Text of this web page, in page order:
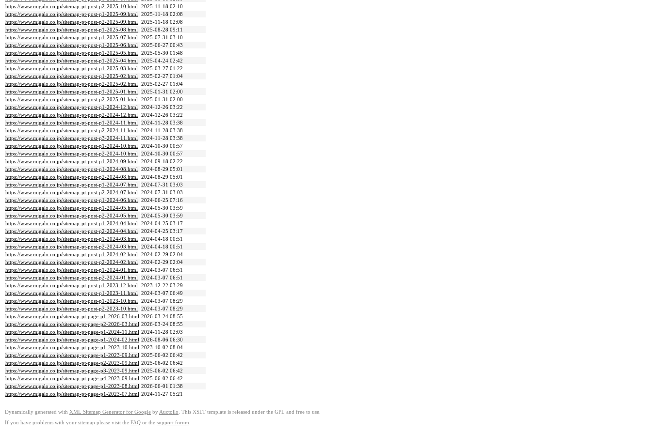
https://www.migalo.co.jp/sitemap-pt-post-p2-2025-10.html 2025-11-18 02:10
https://www.migalo.co.jp/sitemap-pt-post-p1-2025-09.html 2025-11-18 02:08
https://www.migalo.co.jp/sitemap-pt-post-p2-2025-09.html 2025-11-18 02:08
https://www.migalo.co.jp/sitemap-pt-post-p1-2025-08.html 2025-08-28 09:11
https://www.migalo.co.jp/sitemap-pt-post-p1-2025-07.html 2025-07-31 03:10
https://www.migalo.co.jp/sitemap-pt-post-p1-2025-06.html 2025-06-27 00:43
https://www.migalo.co.jp/sitemap-pt-post-p1-2025-05.html 2025-05-30 01:48
https://www.migalo.co.jp/sitemap-pt-post-p1-2025-04.html 2025-04-24 02:42
https://www.migalo.co.jp/sitemap-pt-post-p1-2025-03.html 2025-03-27 01:22
https://www.migalo.co.jp/sitemap-pt-post-p1-2025-02.html 2025-02-27 01:04
https://www.migalo.co.jp/sitemap-pt-post-p2-2025-02.html 2025-02-27 01:04
https://www.migalo.co.jp/sitemap-pt-post-p1-2025-01.html 2025-01-31 02:00
https://www.migalo.co.jp/sitemap-pt-post-p2-2025-01.html 2025-01-31 02:00
https://www.migalo.co.jp/sitemap-pt-post-p1-2024-12.html 2024-12-26 03:22
https://www.migalo.co.jp/sitemap-pt-post-p2-2024-12.html 2024-12-26 03:22
https://www.migalo.co.jp/sitemap-pt-post-p1-2024-11.html 2024-11-28 03:38
https://www.migalo.co.jp/sitemap-pt-post-p2-2024-11.html 2024-11-28 03:38
https://www.migalo.co.jp/sitemap-pt-post-p3-2024-11.html 2024-11-28 03:38
https://www.migalo.co.jp/sitemap-pt-post-p1-2024-10.html 2024-10-30 00:57
https://www.migalo.co.jp/sitemap-pt-post-p2-2024-10.html 2024-10-30 00:57
https://www.migalo.co.jp/sitemap-pt-post-p1-2024-09.html 2024-09-18 02:22
https://www.migalo.co.jp/sitemap-pt-post-p1-2024-08.html 2024-08-29 05:01
https://www.migalo.co.jp/sitemap-pt-post-p2-2024-08.html 2024-08-29 05:01
https://www.migalo.co.jp/sitemap-pt-post-p1-2024-07.html 2024-07-31 03:03
https://www.migalo.co.jp/sitemap-pt-post-p2-2024-07.html 2024-07-31 03:03
https://www.migalo.co.jp/sitemap-pt-post-p1-2024-06.html 2024-06-25 07:16
https://www.migalo.co.jp/sitemap-pt-post-p1-2024-05.html 2024-05-30 03:59
https://www.migalo.co.jp/sitemap-pt-post-p2-2024-05.html 2024-05-30 03:59
https://www.migalo.co.jp/sitemap-pt-post-p1-2024-04.html 2024-04-25 03:17
https://www.migalo.co.jp/sitemap-pt-post-p2-2024-04.html 2024-04-25 03:17
https://www.migalo.co.jp/sitemap-pt-post-p1-2024-03.html 2024-04-18 00:51
https://www.migalo.co.jp/sitemap-pt-post-p2-2024-03.html 2024-04-18 00:51
https://www.migalo.co.jp/sitemap-pt-post-p1-2024-02.html 2024-02-29 02:04
https://www.migalo.co.jp/sitemap-pt-post-p2-2024-02.html 2024-02-29 02:04
https://www.migalo.co.jp/sitemap-pt-post-p1-2024-01.html 2024-03-07 06:51
https://www.migalo.co.jp/sitemap-pt-post-p2-2024-01.html 2024-03-07 06:51
https://www.migalo.co.jp/sitemap-pt-post-p1-2023-12.html 2023-12-22 03:29
https://www.migalo.co.jp/sitemap-pt-post-p1-2023-11.html 2024-03-07 06:49
https://www.migalo.co.jp/sitemap-pt-post-p1-2023-10.html 2024-03-07 08:29
https://www.migalo.co.jp/sitemap-pt-post-p2-2023-10.html 2024-03-07 08:29
https://www.migalo.co.jp/sitemap-pt-page-p1-2026-03.html 2026-03-24 08:55
https://www.migalo.co.jp/sitemap-pt-page-p2-2026-03.html 2026-03-24 08:55
https://www.migalo.co.jp/sitemap-pt-page-p1-2024-11.html 2024-11-28 02:03
https://www.migalo.co.jp/sitemap-pt-page-p1-2024-02.html 2026-08-06 06:30
https://www.migalo.co.jp/sitemap-pt-page-p1-2023-10.html 2023-10-02 08:04
https://www.migalo.co.jp/sitemap-pt-page-p1-2023-09.html 2025-06-02 06:42
https://www.migalo.co.jp/sitemap-pt-page-p2-2023-09.html 2025-06-02 06:42
https://www.migalo.co.jp/sitemap-pt-page-p3-2023-09.html 2025-06-02 06:42
https://www.migalo.co.jp/sitemap-pt-page-p4-2023-09.html 2025-06-02 06:42
https://www.migalo.co.jp/sitemap-pt-page-p1-2023-08.html 2026-06-01 01:38
https://www.migalo.co.jp/sitemap-pt-page-p1-2023-07.html 2024-11-27 05:21
Dynamically generated with XML Sitemap Generator for Google by Auctollo . This XSLT template is released under the GPL and free to use.
If you have problems with your sitemap please visit the FAQ or the support forum